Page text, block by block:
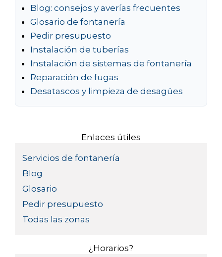
Blog: consejos y averías frecuentes
Glosario de fontanería
Pedir presupuesto
Instalación de tuberías
Instalación de sistemas de fontanería
Reparación de fugas
Desatascos y limpieza de desagües
Enlaces útiles
Servicios de fontanería
Blog
Glosario
Pedir presupuesto
Todas las zonas
¿Horarios?